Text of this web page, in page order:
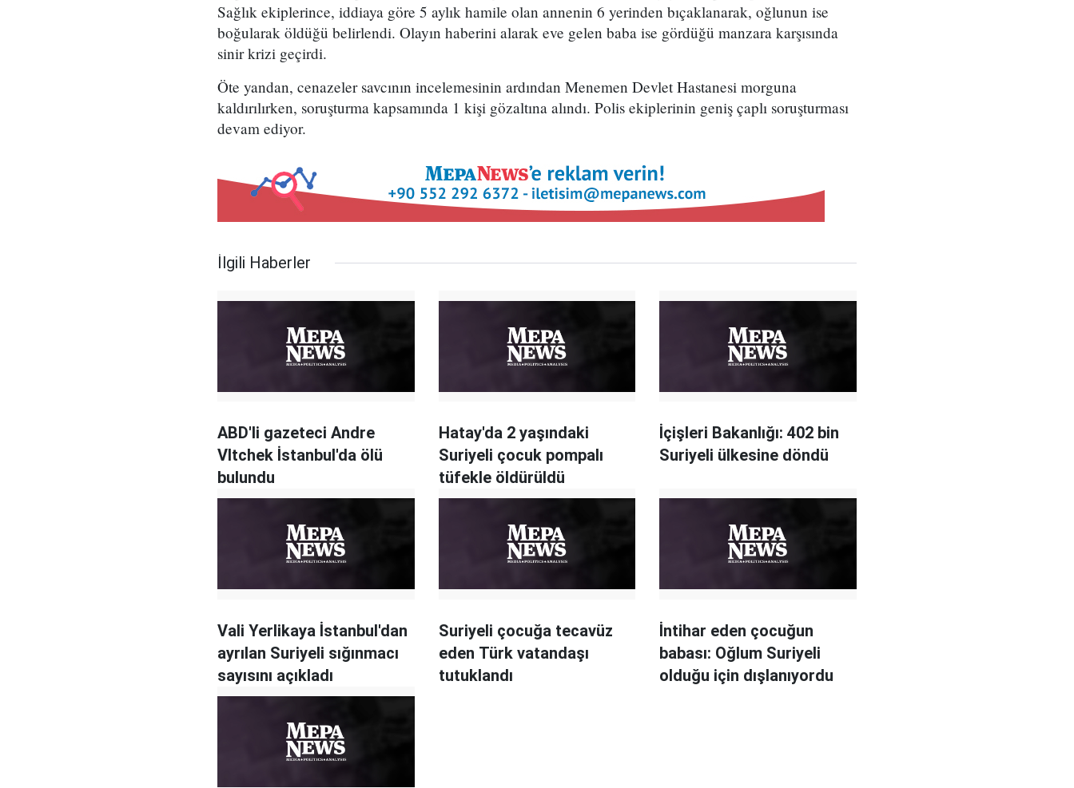
Sağlık ekiplerince, iddiaya göre 5 aylık hamile olan annenin 6 yerinden bıçaklanarak, oğlunun ise
boğularak öldüğü belirlendi. Olayın haberini alarak eve gelen baba ise gördüğü manzara karşısında
sinir krizi geçirdi.
Öte yandan, cenazeler savcının incelemesinin ardından Menemen Devlet Hastanesi morguna
kaldırılırken, soruşturma kapsamında 1 kişi gözaltına alındı. Polis ekiplerinin geniş çaplı soruşturması
devam ediyor.
İlgili Haberler
ABD'li gazeteci Andre
Vltchek İstanbul'da ölü
bulundu
Hatay'da 2 yaşındaki
Suriyeli çocuk pompalı
tüfekle öldürüldü
İçişleri Bakanlığı: 402 bin
Suriyeli ülkesine döndü
Vali Yerlikaya İstanbul'dan
ayrılan Suriyeli sığınmacı
sayısını açıkladı
Suriyeli çocuğa tecavüz
eden Türk vatandaşı
tutuklandı
İntihar eden çocuğun
babası: Oğlum Suriyeli
olduğu için dışlanıyordu